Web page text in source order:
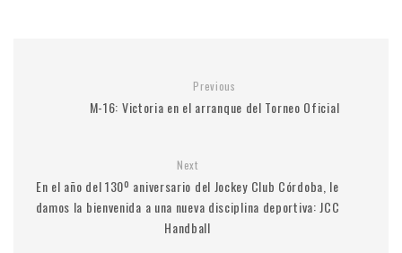
Previous
M-16: Victoria en el arranque del Torneo Oficial
Next
En el año del 130º aniversario del Jockey Club Córdoba, le
damos la bienvenida a una nueva disciplina deportiva: JCC
Handball